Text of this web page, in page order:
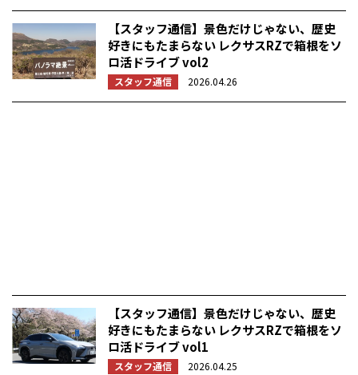
【スタッフ通信】景色だけじゃない、歴史
好きにもたまらない レクサスRZで箱根をソ
ロ活ドライブ vol2
スタッフ通信 2026.04.26
【スタッフ通信】景色だけじゃない、歴史
好きにもたまらない レクサスRZで箱根をソ
ロ活ドライブ vol1
スタッフ通信 2026.04.25